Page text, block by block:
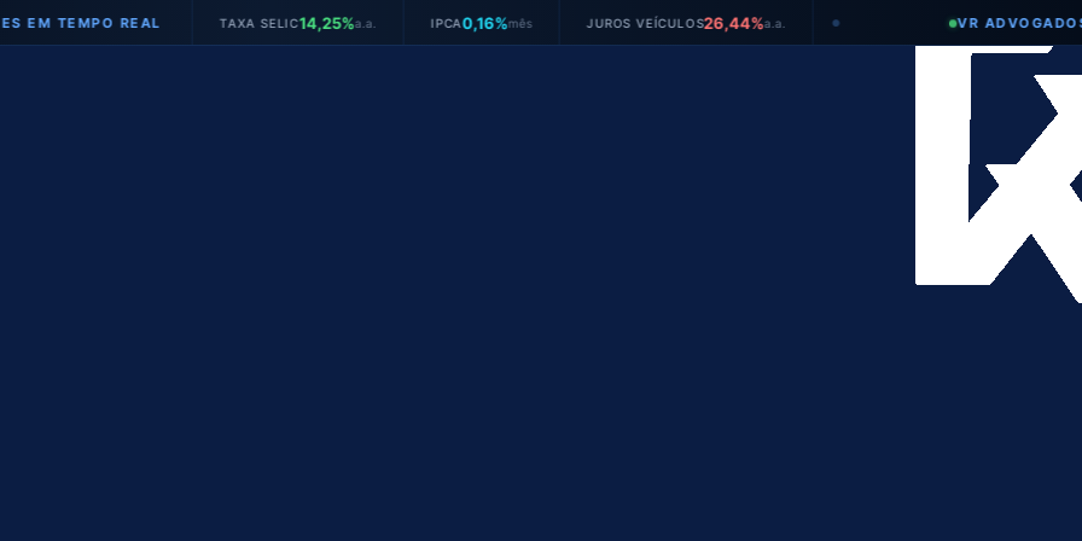
REAL TAXA SELIC14,25%a.a. IPCA 0,16%mês JUROS VEÍCULOS26,44%a.a. ● VR ADVOGADOS